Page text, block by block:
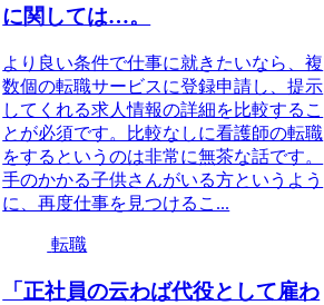
に関しては…。
より良い条件で仕事に就きたいなら、複
数個の転職サービスに登録申請し、提示
してくれる求人情報の詳細を比較するこ
とが必須です。比較なしに看護師の転職
をするというのは非常に無茶な話です。
手のかかる子供さんがいる方というよう
に、再度仕事を見つけるこ...
転職
「正社員の云わば代役として雇わ